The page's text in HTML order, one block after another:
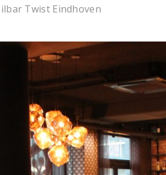
Twist Eindhoven